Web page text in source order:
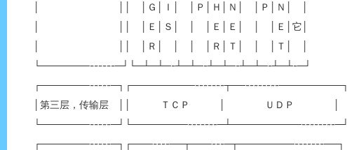
│ ││ │Ｇ│Ｉ│ │Ｐ│Ｈ│Ｎ│ │Ｐ│Ｎ│ │
│ ││ │Ｅ│Ｓ│ │ │Ｅ│Ｅ│ │ │Ｅ│它│
│ ││ │Ｒ│ │ │ │Ｒ│Ｔ│ │ │Ｔ│ │
└───────------─┘└─┴─┴─-┴─┴─-┴─┴─-┴─┴─-┴─┴-─┘
┌───────-----─┐┌─────────-------┬──--------─────────┐
│第三层，传输层 ││ ＴＣＰ │ ＵＤＰ │
└───────-----─┘└────────-------─┴──────────--------─┘
┌───────-----─┐┌───----──┬───---─┬────────-------──┐